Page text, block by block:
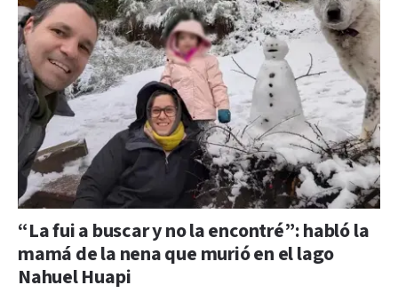
“La fui a buscar y no la encontré”: habló la
mamá de la nena que murió en el lago
Nahuel Huapi